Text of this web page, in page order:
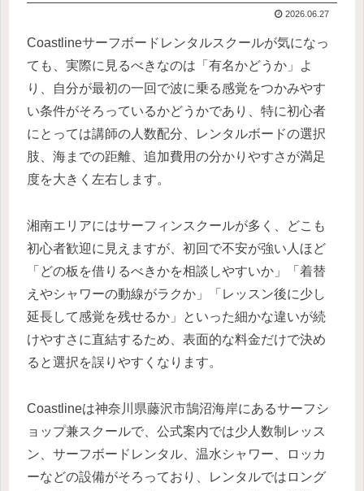
2026.06.27
Coastlineサーフボードレンタルスクールが気になっ
ても、実際に見るべきなのは「有名かどうか」よ
り、自分が最初の一回で波に乗る感覚をつかみやす
い条件がそろっているかどうかであり、特に初心者
にとっては講師の人数配分、レンタルボードの選択
肢、海までの距離、追加費用の分かりやすさが満足
度を大きく左右します。
湘南エリアにはサーフィンスクールが多く、どこも
初心者歓迎に見えますが、初回で不安が強い人ほど
「どの板を借りるべきかを相談しやすいか」「着替
えやシャワーの動線がラクか」「レッスン後に少し
延長して感覚を残せるか」といった細かな違いが続
けやすさに直結するため、表面的な料金だけで決め
ると選択を誤りやすくなります。
Coastlineは神奈川県藤沢市鵠沼海岸にあるサーフシ
ョップ兼スクールで、公式案内では少人数制レッス
ン、サーフボードレンタル、温水シャワー、ロッカ
ーなどの設備がそろっており、レンタルではロング